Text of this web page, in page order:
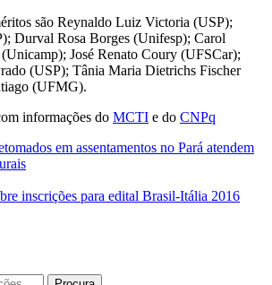
são Reynaldo Luiz Victoria (USP);
Durval Rosa Borges (Unifesp); Carol
José Renato Coury (UFSCar);
(USP); Tânia Maria Dietrichs Fischer
(UFMG).
informações do MCTI e do CNPq
em assentamentos no Pará atendem
inscrições para edital Brasil-Itália 2016